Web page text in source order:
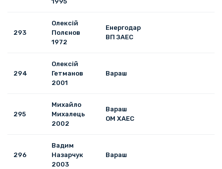
293
Олексій
Полєнов
1972
Енергодар
ВП ЗАЕС
294
Олексій
Гетманов
2001
Вараш
295
Михайло
Михалець
2002
Вараш
ОМ ХАЕС
296
Вадим
Назарчук
2003
Вараш